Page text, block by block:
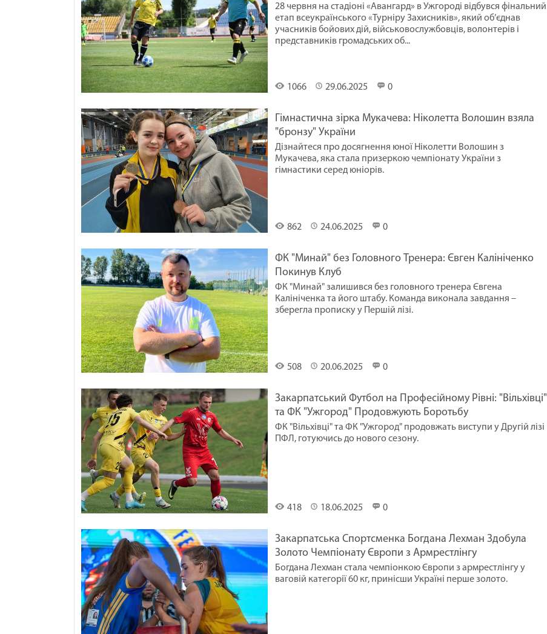
Спорт
1066 29.06.2025 0
28 червня на стадіоні «Авангард» в Ужгороді відбувся фінальний
етап всеукраїнського «Турніру Захисників», який об’єднав
учасників бойових дій, військовослужбовців, волонтерів і
представників громадських об...
Спорт
Гімнастична зірка Мукачева: Ніколетта Волошин взяла
"бронзу" України
862 24.06.2025 0
Дізнайтеся про досягнення юної Ніколетти Волошин з
Мукачева, яка стала призеркою чемпіонату України з
гімнастики серед юніорів.
Спорт
ФК "Минай" без Головного Тренера: Євген Калініченко
Покинув Клуб
508 20.06.2025 0
ФК "Минай" залишився без головного тренера Євгена
Калініченка та його штабу. Команда виконала завдання –
зберегла прописку у Першій лізі.
Спорт
Закарпатський Футбол на Професійному Рівні: "Вільхівці"
та ФК "Ужгород" Продовжують Боротьбу
418 18.06.2025 0
ФК "Вільхівці" та ФК "Ужгород" продовжать виступи у Другій лізі
ПФЛ, готуючись до нового сезону.
Закарпатська Спортсменка Богдана Лехман Здобула
Золото Чемпіонату Європи з Армрестлінгу
Богдана Лехман стала чемпіонкою Європи з армрестлінгу у
ваговій категорії 60 кг, принісши Україні перше золото.